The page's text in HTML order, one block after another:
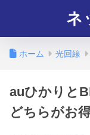
ネ
ホーム 光回線
auひかりと
どちらがお